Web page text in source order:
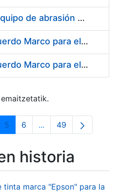
Suministro de un equipo de abrasión para ensayos de laboratorio
Suscripción de Acuerdo Marco para el Suministro de Material de Neumática
Suscripción de Acuerdo Marco para el Suministro de Material de Ferretería de la Entidad Pública Empresarial Fábrica Nacional de Moneda y Timbre-Real Casa de la Moneda
Pages Use TAB to
Orrialdea
5 Orrialdea
6 ...Intermediate Pages
Orrialdea
49
historia
tinta marca "Epson" para la